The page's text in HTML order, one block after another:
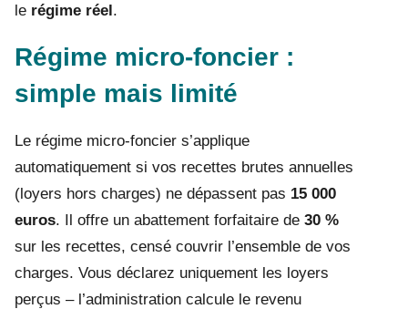
le régime réel.
Régime micro-foncier :
simple mais limité
Le régime micro-foncier s’applique
automatiquement si vos recettes brutes annuelles
(loyers hors charges) ne dépassent pas 15 000
euros. Il offre un abattement forfaitaire de 30 %
sur les recettes, censé couvrir l’ensemble de vos
charges. Vous déclarez uniquement les loyers
perçus – l’administration calcule le revenu